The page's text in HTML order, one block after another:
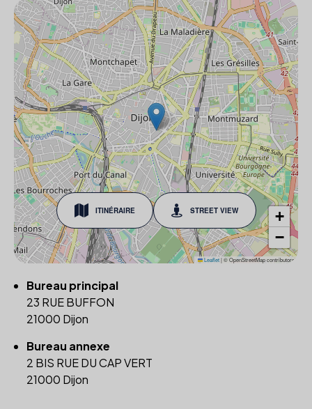
ITINÉRAIRE STREET VIEW
+
−
Leaflet|© OpenStreetMap contributors
Bureau principal
23 RUE BUFFON
21000 Dijon
Bureau annexe
2 BIS RUE DU CAP VERT
21000 Dijon